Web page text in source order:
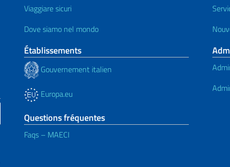
Viaggiare sicuri
Dove siamo nel mondo
Établissements
Gouvernement italien
Europa.eu
Questions fréquentes
Faqs – MAECI